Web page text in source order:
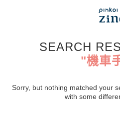
SEARCH
"機車
Sorry, but nothing matched your
with some